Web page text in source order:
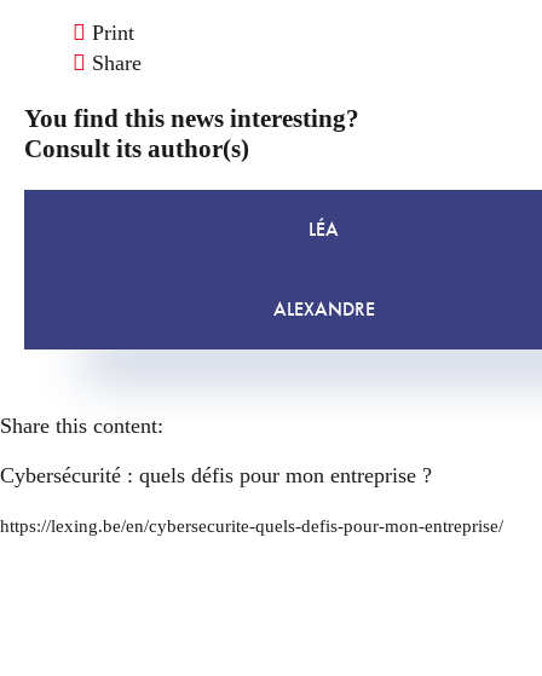
Print
Share
You find this news interesting?
Consult its author(s)
LÉA
ALEXANDRE
Share this content:
Cybersécurité : quels défis pour mon entreprise ?
https://lexing.be/en/cybersecurite-quels-defis-pour-mon-entreprise/